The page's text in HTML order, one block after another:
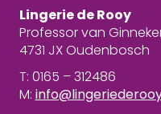
Lingerie de Rooy
Professor van
4731 JX Oudenbosch
T: 0165 – 312486
M: